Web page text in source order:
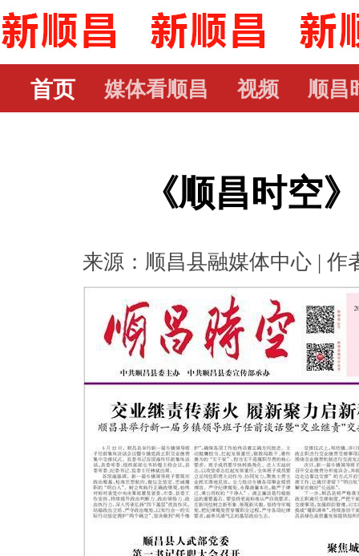
首页 媒体看顺昌 视频 顺昌
《顺昌时空
来源：顺昌县融媒体中心 | 作